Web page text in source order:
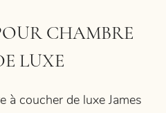
CHAMBRE
LUXE
à coucher de luxe James